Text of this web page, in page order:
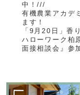
中！///
有機農業アカデ
ます！
「9月20日」香
ハローワーク柏
面接相談会』参